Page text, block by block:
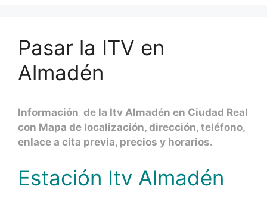
Pasar la ITV en
Almadén
Información de la Itv Almadén en Ciudad Real
con Mapa de localización, dirección, teléfono,
enlace a cita previa, precios y horarios.
Estación Itv Almadén